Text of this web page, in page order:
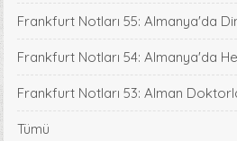
Frankfurt Notları 55: Almanya'da
Frankfurt Notları 54: Almanya'da
Frankfurt Notları 53: Alman
Tümü